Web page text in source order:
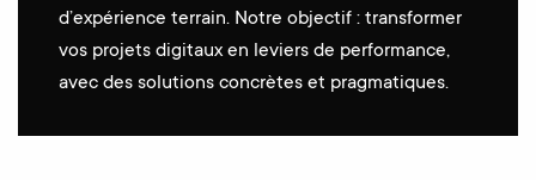
d’expérience terrain. Notre objectif : transformer
vos projets digitaux en leviers de performance,
avec des solutions concrètes et pragmatiques.